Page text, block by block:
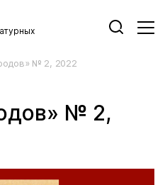
№ 2, 2022
№ 2,